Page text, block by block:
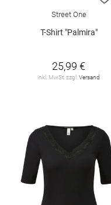
Street One
T-Shirt "Palmira"
25,99 €
inkl. MwSt. zzgl.Versand